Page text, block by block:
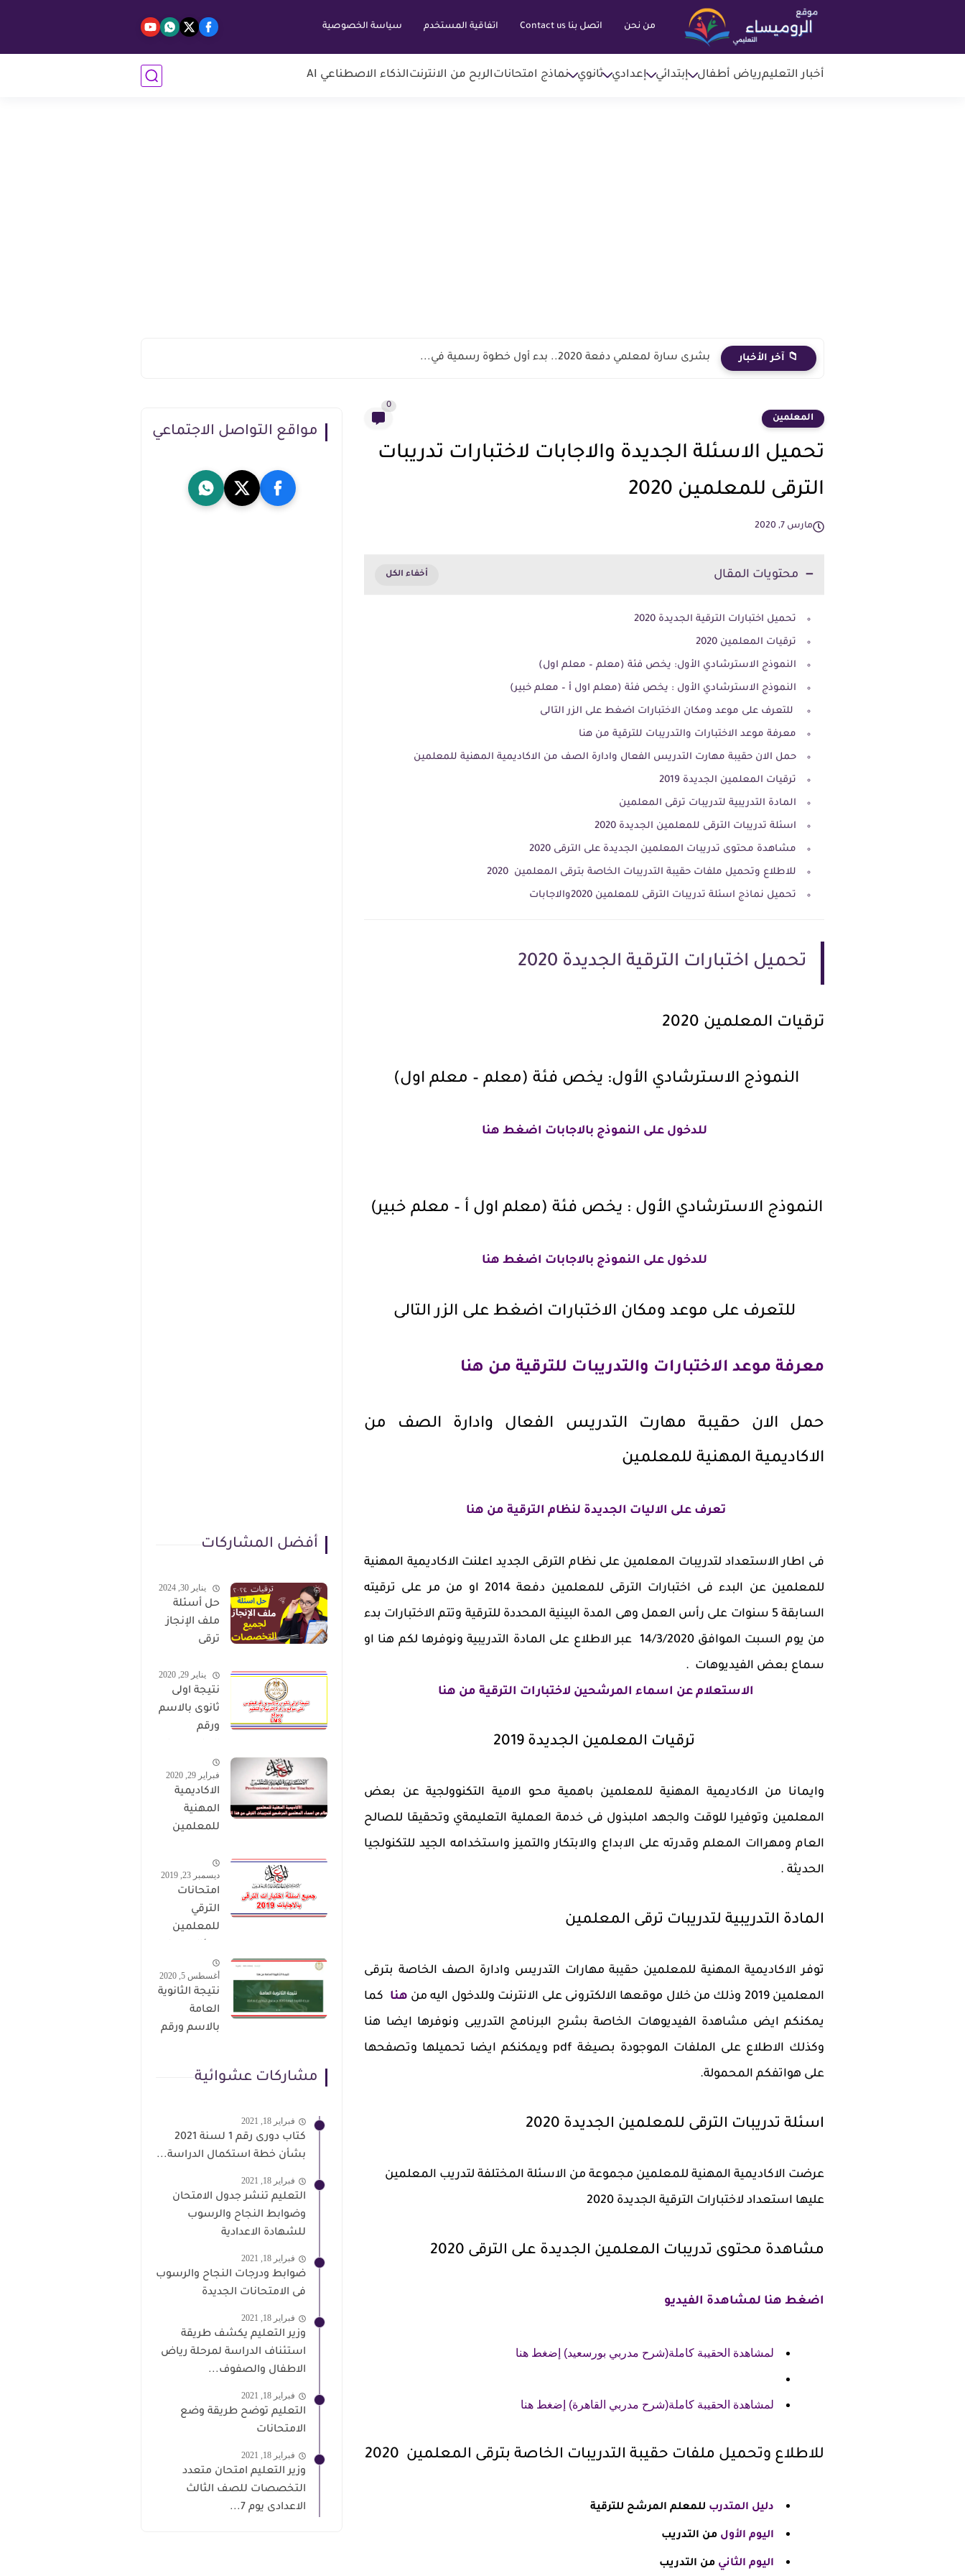
من نحن اتصل بنا Contact us اتفاقية المستخدم سياسة الخصوصية
أخبار التعليمرياض أطفال إبتدائي إعدادي ثانوي نماذج امتحاناتالربح من الانترنتالذكاء الاصطناعي AI
📁 آخر الأخبار بشرى سارة لمعلمي دفعة 2020.. بدء أول خطوة رسمية في...
المعلمين
0
تحميل الاسئلة الجديدة والاجابات لاختبارات تدريبات
الترقى للمعلمين 2020
مارس 7, 2020
محتويات المقال
تحميل اختبارات الترقية الجديدة 2020
ترقيات المعلمين 2020
النموذج الاسترشادي الأول: يخص فئة (معلم – معلم اول)
النموذج الاسترشادي الأول : يخص فئة (معلم اول أ – معلم خبير)
للتعرف على موعد ومكان الاختبارات اضغط على الزر التالى
معرفة موعد الاختبارات والتدريبات للترقية من هنا
حمل الان حقيبة مهارت التدريس الفعال وادارة الصف من الاكاديمية المهنية للمعلمين
ترقيات المعلمين الجديدة 2019
المادة التدريبية لتدريبات ترقى المعلمين
اسئلة تدريبات الترقى للمعلمين الجديدة 2020
مشاهدة محتوى تدريبات المعلمين الجديدة على الترقى 2020
للاطلاع وتحميل ملفات حقيبة التدريبات الخاصة بترقى المعلمين 2020
تحميل نماذج اسئلة تدريبات الترقى للمعلمين 2020والاجابات
تحميل اختبارات الترقية الجديدة 2020
ترقيات المعلمين 2020
النموذج الاسترشادي الأول: يخص فئة (معلم – معلم اول)
للدخول على النموذج بالاجابات اضغط هنا
النموذج الاسترشادي الأول : يخص فئة (معلم اول أ – معلم خبير)
للدخول على النموذج بالاجابات اضغط هنا
للتعرف على موعد ومكان الاختبارات اضغط على الزر التالى
معرفة موعد الاختبارات والتدريبات للترقية من هنا
حمل الان حقيبة مهارت التدريس الفعال وادارة الصف من
الاكاديمية المهنية للمعلمين
تعرف على الاليات الجديدة لنظام الترقية من هنا
فى اطار الاستعداد لتدريبات المعلمين على نظام الترقى الجديد اعلنت الاكاديمية المهنية
للمعلمين عن البدء فى اختبارات الترقى للمعلمين دفعة 2014 او من مر على ترقيته
السابقة 5 سنوات على رأس العمل وهى المدة البينية المحددة للترقية وتتم الاختبارات بدء
من يوم السبت الموافق 14/3/2020 عبر الاطلاع على المادة التدريبية ونوفرها لكم هنا او
سماع بعض الفيديوهات .
الاستعلام عن اسماء المرشحين لاختبارات الترقية من هنا
ترقيات المعلمين الجديدة 2019
وايمانا من الاكاديمية المهنية للمعلمين باهمية محو الامية التكنوولجية عن بعض
المعلمين وتوفيرا للوقت والجهد املبذول فى خدمة العملية التعليمةي وتحقيقا للصالح
العام ومهراات المعلم وقدرته على الابداع والابتكار والتميز واستخدامه الجيد للتكنولجيا
الحديثة .
المادة التدريبية لتدريبات ترقى المعلمين
توفر الاكاديمية المهنية للمعلمين حقيبة مهارات التدريس وادارة الصف الخاصة بترقى
المعلمين 2019 وذلك من خلال موقعها الالكترونى على الانترنت وللدخول اليه من
هنا كما
يمكنكم ايض مشاهدة الفيديوهات الخاصة بشرح البرنامج التدريبى ونوفرها ايضا هنا
وكذلك الاطلاع على الملفات الموجودة بصيغة pdf ويمكنكم ايضا تحميلها وتصفحها
على هواتفكم المحمولة.
اسئلة تدريبات الترقى للمعلمين الجديدة 2020
عرضت الاكاديمية المهنية للمعلمين مجموعة من الاسئلة المختلفة لتدريب المعلمين
عليها استعداد لاختبارات الترقية الجديدة 2020
مشاهدة محتوى تدريبات المعلمين الجديدة على الترقى 2020
اضغط هنا لمشاهدة الفيديو
لمشاهدة الحقيبة كاملة(شرح مدربي بورسعيد) إضغط هنا
لمشاهدة الحقيبة كاملة(شرح مدربي القاهرة) إضغط هنا
للاطلاع وتحميل ملفات حقيبة التدريبات الخاصة بترقى المعلمين 2020
دليل المتدرب للمعلم المرشح للترقية
اليوم الأول من التدريب
اليوم الثاني من التدريب
مواقع التواصل الاجتماعي
أفضل المشاركات
يناير 30, 2024
حل أسئلة
ملف الإنجاز
ترقى
2024 صالح
لجميع
التخصصات
يناير 29, 2020
نتيجة اولى
ثانوى بالاسم
ورقم
موقع وزارة
التربية
والتعليم
وموقع LMS
فبراير 29, 2020
الاكاديمية
المهنية
للمعلمين
عن اسماء
المعلمين
لتدريبات
ديسمبر 23, 2019
امتحانات
الترقي
للمعلمين
حمل من هنا
أغسطس 5, 2020
نتيجة الثانوية
العامة
بالاسم ورقم
مشاركات عشوائية
فبراير 18, 2021
كتاب دورى رقم 1 لسنة 2021
بشأن خطة استكمال الدراسة...
فبراير 18, 2021
التعليم تنشر جدول الامتحان
وضوابط النجاح والرسوب
للشهادة الاعدادية
فبراير 18, 2021
ضوابط ودرجات النجاح والرسوب
فى الامتحانات الجديدة
فبراير 18, 2021
وزير التعليم يكشف طريقة
استئناف الدراسة لمرحلة رياض
الاطفال والصفوف...
فبراير 18, 2021
التعليم توضح طريقة وضع
الامتحانات
فبراير 18, 2021
وزير التعليم امتحان متعدد
التخصصات للصف الثالث
الاعدادى يوم 7...